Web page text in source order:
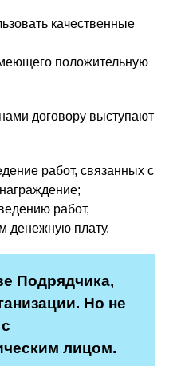
качественные
положительную
договору выступают
работ, связанных с
работ,
денежную плату.
Подрядчика,
Но не
лицом.